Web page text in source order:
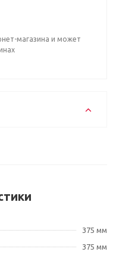
магазина и может
375 мм
375 мм